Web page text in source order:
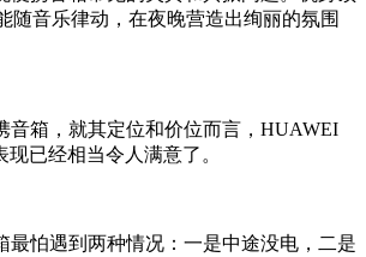
随音乐律动，在夜晚营造出绚丽的氛围
音箱，就其定位和价位而言，HUAWEI
现已经相当令人满意了。
最怕遇到两种情况：一是中途没电，二是